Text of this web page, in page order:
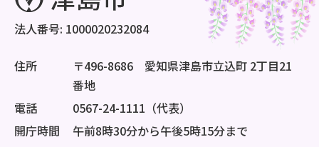
法人番号: 1000020232084
住所
〒496-8686 愛知県津島市立込町 2丁目21
番地
電話
0567-24-1111（代表）
開庁時間
午前8時30分から午後5時15分まで